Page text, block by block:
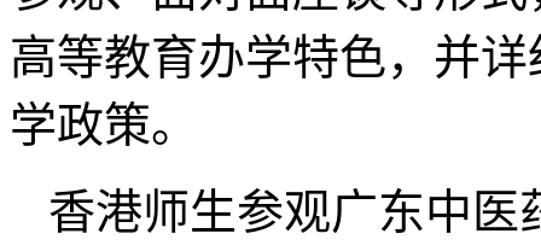
高等教育办学特色，并
学政策。
香港师生参观广东中医